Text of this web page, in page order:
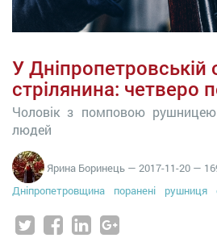
У Дніпропетровській
стрілянина: четверо
Чоловік з помповою
людей
Ярина Боринець — 2017-11-20 —
Дніпропетровщина
поранені рушниця